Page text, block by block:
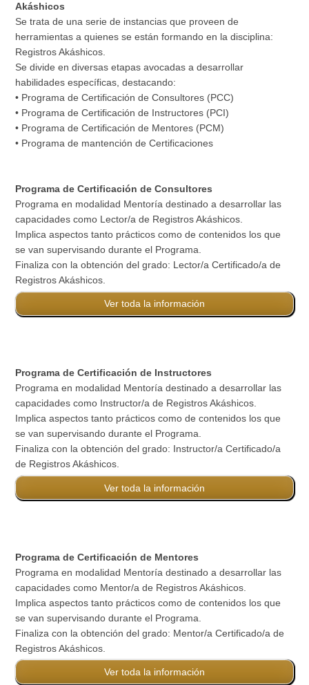
Akáshicos
Se trata de una serie de instancias que proveen de
herramientas a quienes se están formando en la disciplina:
Registros Akáshicos.
Se divide en diversas etapas avocadas a desarrollar
habilidades específicas, destacando:
• Programa de Certificación de Consultores (PCC)
• Programa de Certificación de Instructores (PCI)
• Programa de Certificación de Mentores (PCM)
• Programa de mantención de Certificaciones
Programa de Certificación de Consultores
Programa en modalidad Mentoría destinado a desarrollar las
capacidades como Lector/a de Registros Akáshicos.
Implica aspectos tanto prácticos como de contenidos los que
se van supervisando durante el Programa.
Finaliza con la obtención del grado: Lector/a Certificado/a de
Registros Akáshicos.
Ver toda la información
Programa de Certificación de Instructores
Programa en modalidad Mentoría destinado a desarrollar las
capacidades como Instructor/a de Registros Akáshicos.
Implica aspectos tanto prácticos como de contenidos los que
se van supervisando durante el Programa.
Finaliza con la obtención del grado: Instructor/a Certificado/a
de Registros Akáshicos.
Ver toda la información
Programa de Certificación de Mentores
Programa en modalidad Mentoría destinado a desarrollar las
capacidades como Mentor/a de Registros Akáshicos.
Implica aspectos tanto prácticos como de contenidos los que
se van supervisando durante el Programa.
Finaliza con la obtención del grado: Mentor/a Certificado/a de
Registros Akáshicos.
Ver toda la información